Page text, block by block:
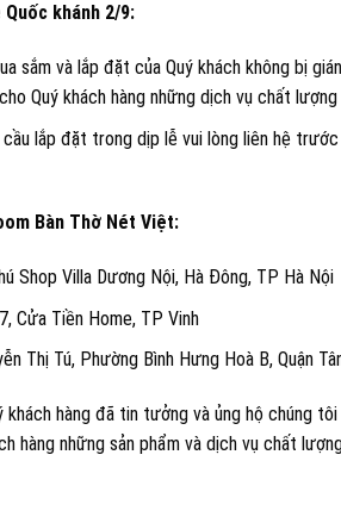
khánh 2/9:
sắm và lắp đặt của Quý khách không bị
Quý khách hàng những dịch vụ chất
cầu lắp đặt trong dịp lễ vui lòng liên hệ
Bàn Thờ Nét Việt:
Shop Villa Dương Nội, Hà Đông, TP Hà Nội
Cửa Tiền Home, TP Vinh
Thị Tú, Phường Bình Hưng Hoà B, Quận
khách hàng đã tin tưởng và ủng hộ chúng
hàng những sản phẩm và dịch vụ chất